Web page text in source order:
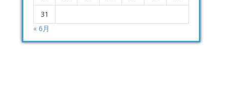
31
« 6月